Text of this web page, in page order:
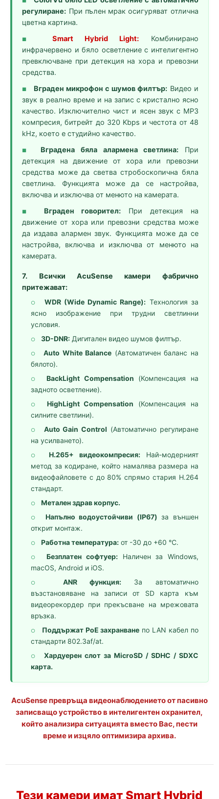
регулиране: При пълен мрак осигуряват отлична
цветна картина.
■ Smart Hybrid Light: Комбинирано
инфрачервено и бяло осветление с интелигентно
превключване при детекция на хора и превозни
средства.
■ Вграден микрофон с шумов филтър: Видео и
звук в реално време и на запис с кристално ясно
качество. Изключително чист и ясен звук с MP3
компресия, битрейт до 320 Kbps и честота от 48
kHz, което е студийно качество.
■ Вградена бяла алармена светлина: При
детекция на движение от хора или превозни
средства може да светва стробоскопична бяла
светлина. Функцията може да се настройва,
включва и изключва от менюто на камерата.
■ Вграден говорител: При детекция на
движение от хора или превозни средства може
да издава алармен звук. Функцията може да се
настройва, включва и изключва от менюто на
камерата.
7. Всички AcuSense камери фабрично
притежават:
○ WDR (Wide Dynamic Range): Технология за
ясно изображение при трудни светлинни
условия.
○ 3D-DNR: Дигитален видео шумов филтър.
○ Auto White Balance (Автоматичен баланс на
бялото).
○ BackLight Compensation (Компенсация на
задното осветление).
○ HighLight Compensation (Компенсация на
силните светлини).
○ Auto Gain Control (Автоматично регулиране
на усилването).
○ H.265+ видеокомпресия:Най-модерният
метод за кодиране, който намалява размера на
видеофайловете с до 80% спрямо стария H.264
стандарт.
○ Метален здрав корпус.
○ Напълно водоустойчиви (IP67) за външен
открит монтаж.
○ Работна температура: от -30 до +60 °C.
○ Безплатен софтуер: Наличен за Windows,
macOS, Android и iOS.
○ ANR функция: За автоматично
възстановяване на записи от SD карта към
видеорекордер при прекъсване на мрежовата
връзка.
○ Поддържат PoE захранване по LAN кабел по
стандарти 802.3af/at.
○
Хардуерен слот за MicroSD / SDHC / SDXC
карта.
AcuSense превръща видеонаблюдението от пасивно
записващо устройство в интелигентен охранител,
който анализира ситуацията вместо Вас, пести
време и изцяло оптимизира архива.
Тези камери иматSmart Hybrid